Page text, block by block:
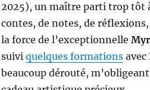
2025), un maître parti trop tôt
contes, de notes, de
la force de l’exceptionnelle
suivi quelques formationsavec
beaucoup dérouté,